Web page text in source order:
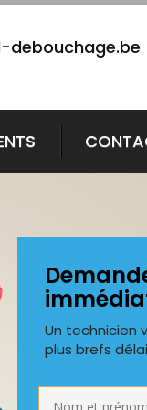
debouchage.be
Un technicien
plus brefs